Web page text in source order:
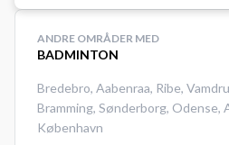
ANDRE OMRÅDER MED
BADMINTON
Bredebro, Aabenraa, Ribe,
Bramming, Sønderborg, Odense,
København